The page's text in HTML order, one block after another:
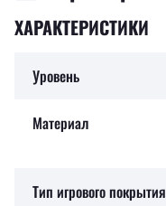
ХАРАКТЕРИСТИКИ
Уровень
Материал
Тип игрового покрытия